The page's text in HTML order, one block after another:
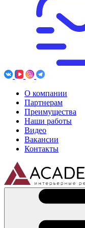
О компании
Партнерам
Преимущества
Наши работы
Видео
Вакансии
Контакты